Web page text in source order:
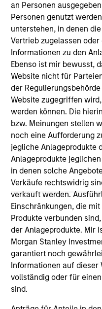
an Personen
Personen genutzt
unterstehen, in denen
Vertrieb zugelassen oder
Informationen zu den
Ebenso ist mir bewusst,
Website nicht für
der
Website zugegriffen
werden können. Die
bzw. Meinungen stellen
noch eine Aufforderung
jegliche Anlageprodukte
Anlageprodukte
in denen solche
Verkäufe rechtswidrig
verkauft werden.
Einschränkungen, die
Produkte verbunden
der Anlageprodukte. Mir
Morgan Stanley
garantiert noch
Informationen auf dieser
vollständig oder für
sind.
As of July 25, 2025. The
and educational purposes
the investment mentioned
(for realized holdings), or
current holdings). The
are the property of their
on this website has not
otherwise approved by
links shown here, you
third party site. We are
only as a convenience
not and does not imply
investigation, verification
information contained in
shall we be responsible
the site or your use of
Morgan Stanley